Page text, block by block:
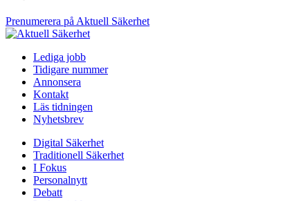
Prenumerera på Aktuell Säkerhet
Lediga jobb
Tidigare nummer
Annonsera
Kontakt
Läs tidningen
Nyhetsbrev
Digital Säkerhet
Traditionell Säkerhet
I Fokus
Personalnytt
Debatt